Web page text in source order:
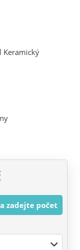
zadejte počet